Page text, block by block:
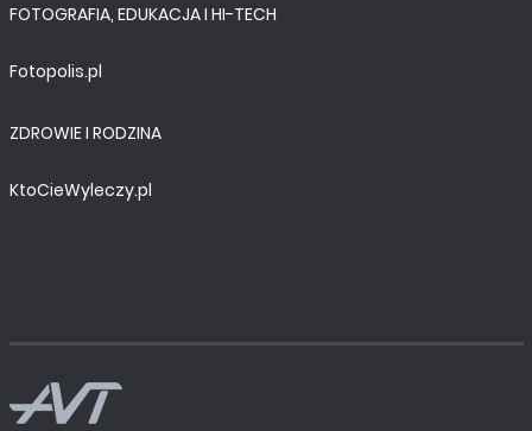
FOTOGRAFIA, EDUKACJA I HI-TECH
Fotopolis.pl
ZDROWIE I RODZINA
KtoCieWyleczy.pl